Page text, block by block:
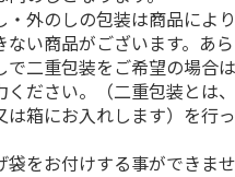
外のしの包装は商品によ
ない商品がございます。あ
二重包装をご希望の場合
ください。（二重包装とは
は箱にお入れします）を行
をお付けする事ができませ